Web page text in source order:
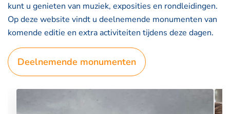
kunt u genieten van muziek, exposities en rondleidingen.
Op deze website vindt u deelnemende monumenten van
komende editie en extra activiteiten tijdens deze dagen.
Deelnemende monumenten